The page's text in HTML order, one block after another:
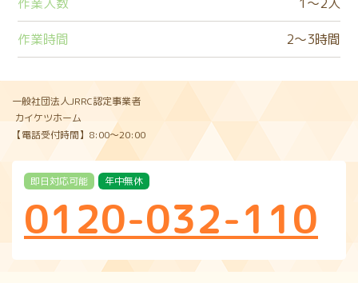
作業人数 1〜2人
作業時間 2〜3時間
一般社団法人JRRC認定事業者
カイケツホーム
【電話受付時間】8:00〜20:00
即日対応可能 年中無休
0120-032-110